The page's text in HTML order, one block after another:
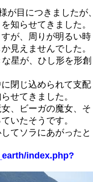
が目につきましたが
知らせてきました。
が、周りが明るい時
見えませんでした。
星が、ひし形を形創
閉じ込められて支配
せてきました。
、ビーガの魔女、そ
いたそうです。
てソラにあがったと
index.php?